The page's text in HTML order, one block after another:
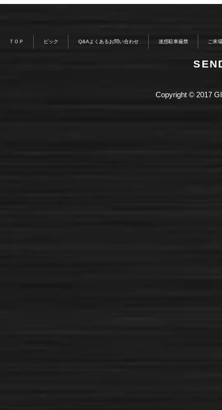
ＴＯＰ ピック Q&Aよくあるお問い合わせ 迷惑駐車厳禁 ご来
Copyright © 2017